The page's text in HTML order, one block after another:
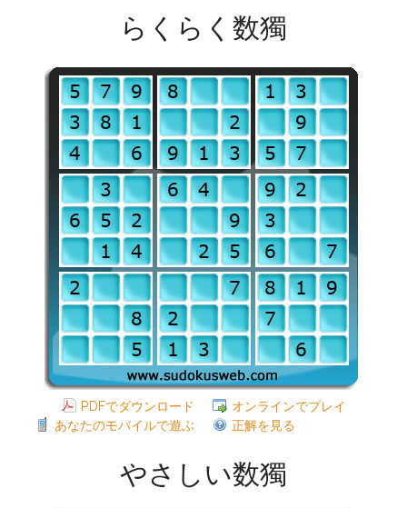
らくらく数獨
PDFでダウンロード
オンラインでプレイ
あなたのモバイルで遊ぶ
正解を見る
やさしい数獨